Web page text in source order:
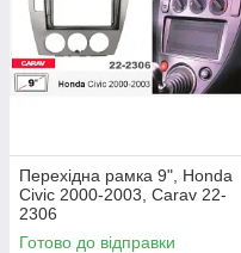
Перехідна рамка 9", Honda
Civic 2000-2003, Carav 22-
2306
Готово до відправки